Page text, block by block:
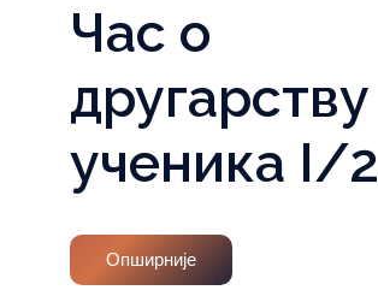
Час о
другарству
ученика I/2
Опширније